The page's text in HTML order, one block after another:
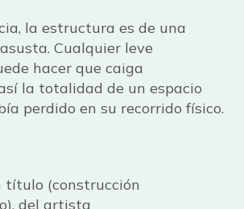
la estructura es de una
Cualquier leve
hacer que caiga
la totalidad de un espacio
perdido en su recorrido físico.
título (construcción
del artista